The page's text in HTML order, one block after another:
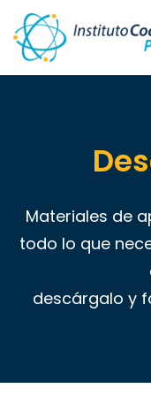
Materiales de
todo lo que
descárgalo y